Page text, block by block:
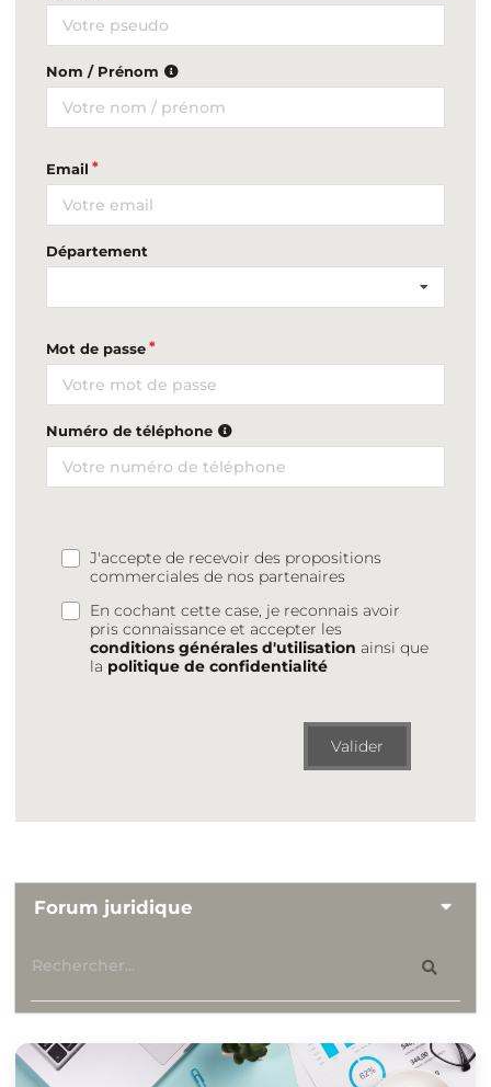
Nom / Prénom
Email
Département
Mot de passe
Numéro de téléphone
J'accepte de recevoir des propositions
commerciales de nos partenaires
En cochant cette case, je reconnais avoir
pris connaissance et accepter les
conditions générales d'utilisation ainsi que
la politique de confidentialité
Valider
Forum juridique